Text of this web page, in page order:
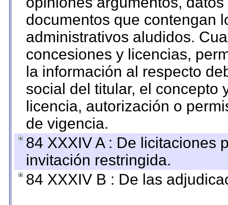
documentos que contengan
administrativos aludidos.
concesiones y licencias,
la información al respecto
social del titular, el concepto
licencia, autorización o
de vigencia.
84 XXXIV A : De licitaciones
invitación restringida.
84 XXXIV B : De las